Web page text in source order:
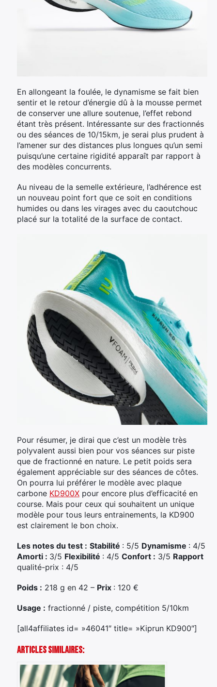
En allongeant la foulée, le dynamisme se fait bien
sentir et le retour d’énergie dû à la mousse permet
de conserver une allure soutenue, l’effet rebond
étant très présent. Intéressante sur des fractionnés
ou des séances de 10/15km, je serai plus prudent à
l’amener sur des distances plus longues qu’un semi
puisqu’une certaine rigidité apparaît par rapport à
des modèles concurrents.
Au niveau de la semelle extérieure, l’adhérence est
un nouveau point fort que ce soit en conditions
humides ou dans les virages avec du caoutchouc
placé sur la totalité de la surface de contact.
Pour résumer, je dirai que c’est un modèle très
polyvalent aussi bien pour vos séances sur piste
que de fractionné en nature. Le petit poids sera
également appréciable sur des séances de côtes.
On pourra lui préférer le modèle avec plaque
carbone KD900X pour encore plus d’efficacité en
course. Mais pour ceux qui souhaitent un unique
modèle pour tous leurs entrainements, la KD900
est clairement le bon choix.
Les notes du test : Stabilité : 5/5 Dynamisme : 4/5
Amorti : 3/5 Flexibilité : 4/5 Confort : 3/5 Rapport
qualité-prix : 4/5
Poids : 218 g en 42 – Prix : 120 €
Usage : fractionné / piste, compétition 5/10km
[all4affiliates id= »46041″ title= »Kiprun KD900″]
Articles Similaires: